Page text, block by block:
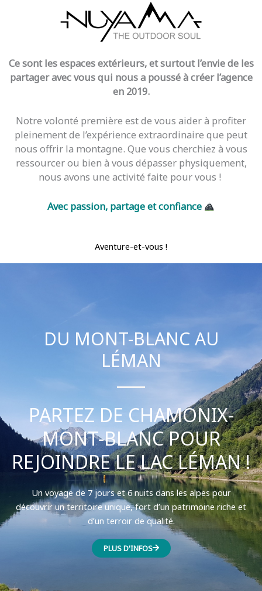
Ce sont les espaces extérieurs, et surtout l’envie de les
partager avec vous qui nous a poussé à créer l’agence
en 2019.
Notre volonté première est de vous aider à profiter
pleinement de l’expérience extraordinaire que peut
nous offrir la montagne. Que vous cherchiez à vous
ressourcer ou bien à vous dépasser physiquement,
nous avons une activité faite pour vous !
Avec passion, partage et confiance
Aventure-et-vous !
DU MONT-BLANC AU
LÉMAN
PARTEZ DE CHAMONIX-
MONT-BLANC POUR
REJOINDRE LE LAC LÉMAN !
Un voyage de 7 jours et 6 nuits dans les alpes pour
découvrir un territoire unique, fort d’un patrimoine riche et
d’un terroir de qualité.
PLUS D'INFOS